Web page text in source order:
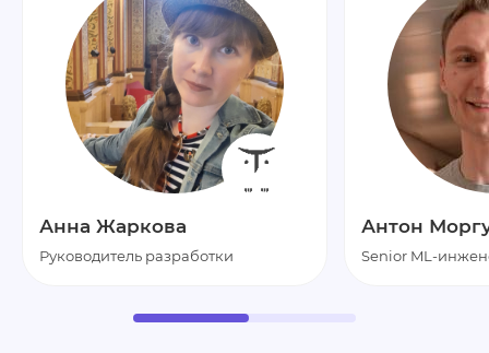
Анна Жаркова
Руководитель разработки
Антон
Senior ML-